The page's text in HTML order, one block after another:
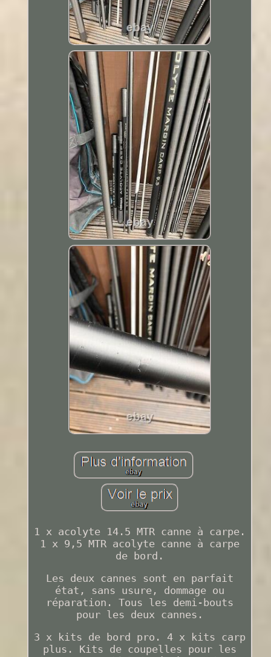
1 x acolyte 14.5 MTR canne à carpe.
1 x 9,5 MTR acolyte canne à carpe
de bord.
Les deux cannes sont en parfait
état, sans usure, dommage ou
réparation. Tous les demi-bouts
pour les deux cannes.
3 x kits de bord pro. 4 x kits carp
plus. Kits de coupelles pour les